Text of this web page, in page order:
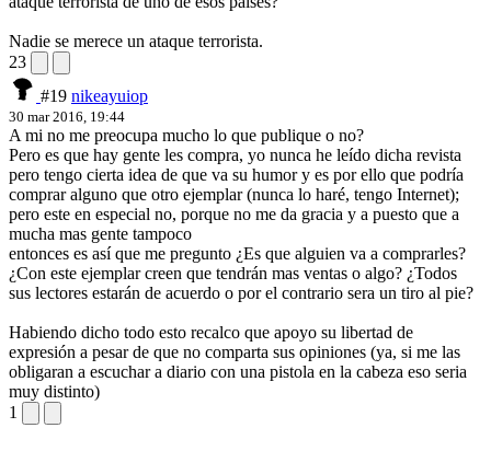
Nadie se merece un ataque terrorista.
23
#19 nikeayuiop
30 mar 2016, 19:44
A mi no me preocupa mucho lo que publique o no?
Pero es que hay gente les compra, yo nunca he leído dicha revista
pero tengo cierta idea de que va su humor y es por ello que podría
comprar alguno que otro ejemplar (nunca lo haré, tengo Internet);
pero este en especial no, porque no me da gracia y a puesto que a
mucha mas gente tampoco
entonces es así que me pregunto ¿Es que alguien va a comprarles?
¿Con este ejemplar creen que tendrán mas ventas o algo? ¿Todos
sus lectores estarán de acuerdo o por el contrario sera un tiro al pie?
Habiendo dicho todo esto recalco que apoyo su libertad de
expresión a pesar de que no comparta sus opiniones (ya, si me las
obligaran a escuchar a diario con una pistola en la cabeza eso seria
muy distinto)
1